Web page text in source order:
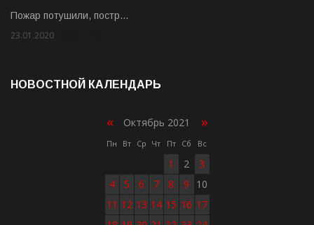
Пожар потушили, постр…
23.01.2020
НОВОСТНОЙ КАЛЕНДАРЬ
« Октябрь 2021 »
Пн Вт Ср Чт Пт Сб Вс
1 2
3
4
5 6 7 8 9
10
11 12 13 14 15 16 17